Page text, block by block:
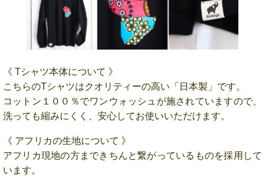
《 Tシャツ本体について 》
こちらのTシャツはクオリティーの高い「日本製」です。
コットン１００％でワンウォッシュが施されていますので、
洗っても縮みにくく、安心してお使いいただけます。
《 アフリカの生地について 》
アフリカ現地の方まできちんと繋がっているものを採用して
います。